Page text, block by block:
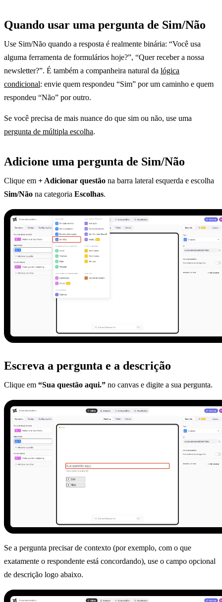
Quando usar uma pergunta de Sim/Não
Use Sim/Não quando a resposta é realmente binária: “Você usa
alguma ferramenta de formulários hoje?”, “Quer receber a nossa
newsletter?”. É também a companheira natural da lógica
condicional: envie quem respondeu “Sim” por um caminho e quem
respondeu “Não” por outro.
Se você precisa de mais nuance do que sim ou não, use uma
pergunta de múltipla escolha.
Adicione uma pergunta de Sim/Não
Clique em + Adicionar questão na barra lateral esquerda e escolha
Sim/Não na categoria Escolhas.
Escreva a pergunta e a descrição
Clique em “Sua questão aqui.” no canvas e digite a sua pergunta.
Se a pergunta precisar de contexto (por exemplo, com o que
exatamente o respondente está concordando), use o campo opcional
de descrição logo abaixo.